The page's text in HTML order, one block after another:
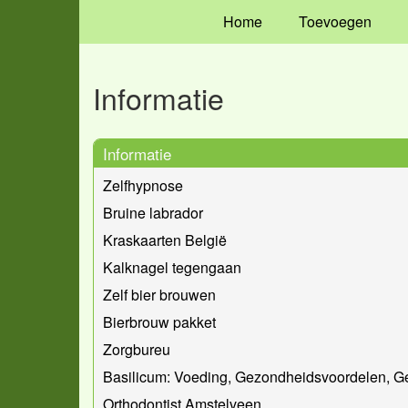
Home Toevoegen
Informatie
Informatie
Zelfhypnose
Bruine labrador
Kraskaarten België
Kalknagel tegengaan
Zelf bier brouwen
Bierbrouw pakket
Zorgbureu
Basilicum: Voeding, Gezondheidsvoordelen,
Orthodontist Amstelveen